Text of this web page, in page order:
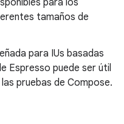
para los
tamaños de
para IUs basadas
Espresso puede ser útil
pruebas de Compose.